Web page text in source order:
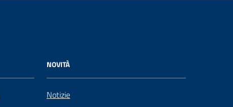
NOVITÀ
Notizie